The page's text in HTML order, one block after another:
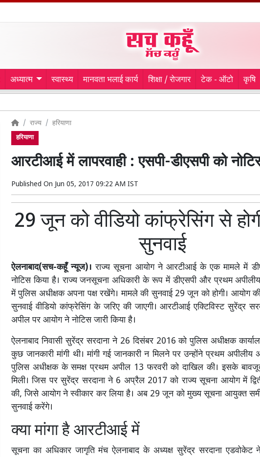
अध्यात्म स्वास्थ्य मानवता भलाई कार्य शिक्षा / रोजगार टेक - ऑटो कृषि
राज्य हरियाणा
हरियाणा
आरटीआई में लापरवाही : एसपी-डीएसपी को
Published On Jun 05, 2017 09:22 AM IST
29 जून को वीडियो कांफ्रेसिंग से
सुनवाई
ऐलनाबाद(सच-कहूँ न्यूज)। राज्य सूचना आयोग ने आरटीआई के एक मामले में
नोटिस किया है। राज्य जनसूचना अधिकारी के रूप में डीएसपी और प्रथम
में पुलिस अधीक्षक अपना पक्ष रखेंगे। मामले की सुनवाई 29 जून को होगी। आयोग
सुनवाई वीडियो कांफ्रेसिंग के जरिए की जाएगी। आरटीआई एक्टिविस्ट सुरेंद्र
अपील पर आयोग ने नोटिस जारी किया है।
ऐलनाबाद निवासी सुरेंद्र सरदाना ने 26 दिसंबर 2016 को पुलिस अधीक्षक
कुछ जानकारी मांगी थी। मांगी गई जानकारी न मिलने पर उन्होंने प्रथम
पुलिस अधीक्षक के समक्ष प्रथम अपील 13 फरवरी को दाखिल की। इसके
मिली। जिस पर सुरेंद्र सरदाना ने 6 अप्रैल 2017 को राज्य सूचना आयोग में
की, जिसे आयोग ने स्वीकार कर लिया है। अब 29 जून को मुख्य सूचना आयुक्त
सुनवाई करेंगे।
क्या मांगा है आरटीआई में
सूचना का अधिकार जागृति मंच ऐलनाबाद के अध्यक्ष सुरेंद्र सरदाना एडवोकेट